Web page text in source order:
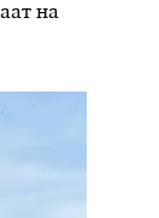
на